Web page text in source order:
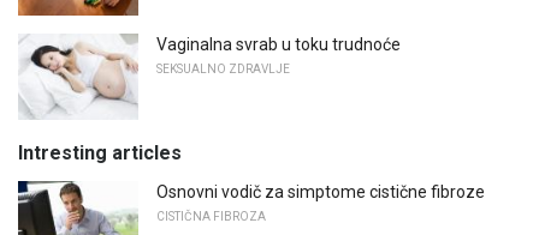
Vaginalna svrab u toku trudnoće
SEKSUALNO ZDRAVLJE
Intresting articles
Osnovni vodič za simptome cistične fibroze
CISTIČNA FIBROZA